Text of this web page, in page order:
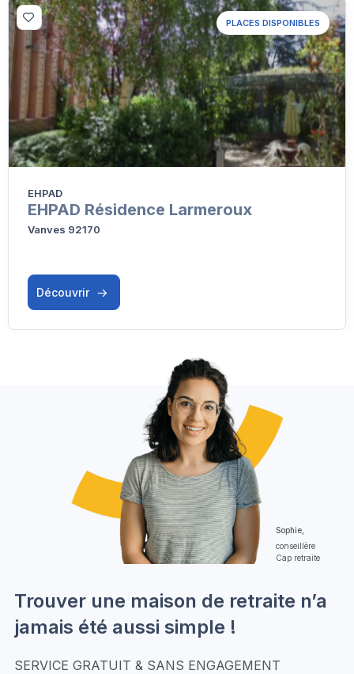
PLACES DISPONIBLES
EHPAD
EHPAD Résidence Larmeroux
Vanves 92170
Découvrir
Sophie,
conseillère
Cap retraite
Trouver une maison de retraite n’a
jamais été aussi simple !
SERVICE GRATUIT & SANS ENGAGEMENT